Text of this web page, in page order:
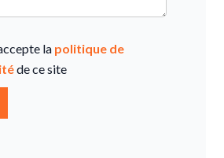
la politique de
de ce site